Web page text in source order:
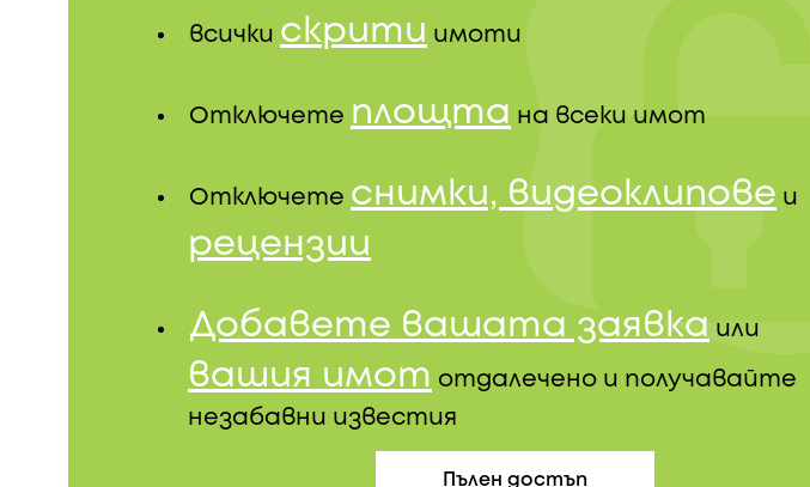
всички скрити имоти
Отключете площта на всеки имот
Отключете снимки, видеоклипове и
рецензии
Добавете вашата заявка или
вашия имот отдалечено и получавайте
незабавни известия
Пълен достъп